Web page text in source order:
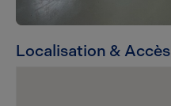
Localisation & Accès